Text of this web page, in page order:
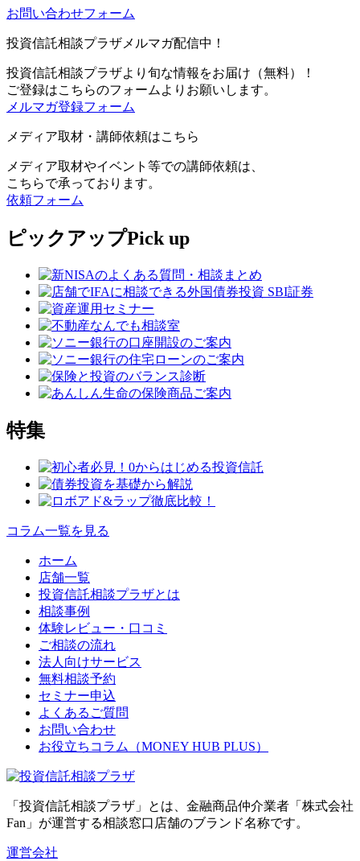
お問い合わせフォーム
投資信託相談プラザメルマガ配信中！
投資信託相談プラザより旬な情報をお届け（無料）！
ご登録はこちらのフォームよりお願いします。
メルマガ登録フォーム
メディア取材・講師依頼はこちら
メディア取材やイベント等での講師依頼は、
こちらで承っております。
依頼フォーム
ピックアップPick up
特集
コラム一覧を見る
ホーム
店舗一覧
投資信託相談プラザとは
相談事例
体験レビュー・口コミ
ご相談の流れ
法人向けサービス
無料相談予約
セミナー申込
よくあるご質問
お問い合わせ
お役立ちコラム（MONEY HUB PLUS）
「投資信託相談プラザ」とは、金融商品仲介業者「株式会社
Fan」が運営する相談窓口店舗のブランド名称です。
運営会社